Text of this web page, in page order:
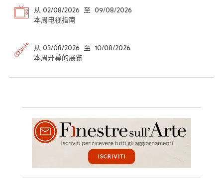
从 02/08/2026 至 09/08/2026
本周电视指南
从 03/08/2026 至 10/08/2026
本周开幕的展览